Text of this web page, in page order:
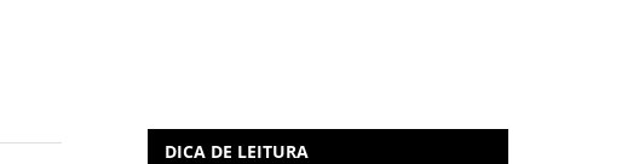
DICA DE LEITURA